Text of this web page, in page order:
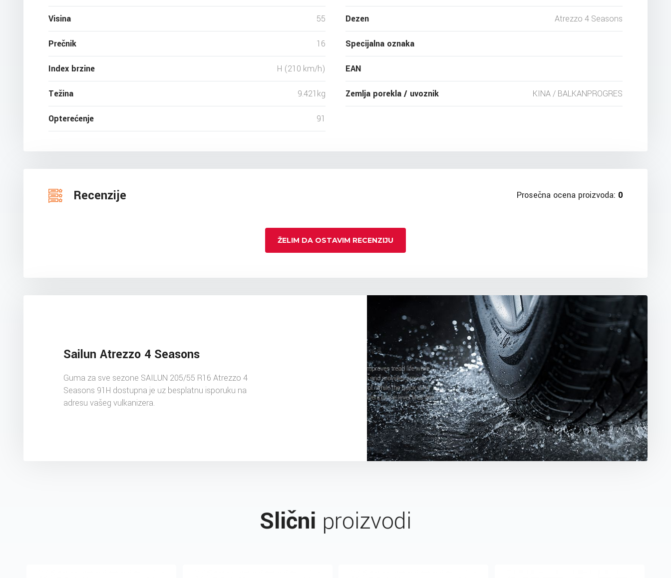
Visina 55
Prečnik 16
Index brzine H (210 km/h)
Težina 9.421kg
Opterećenje 91
Dezen Atrezzo 4 Seasons
Specijalna oznaka
EAN
Zemlja porekla / uvoznik KINA / BALKANPROGRES
Recenzije Prosečna ocena proizvoda: 0
ŽELIM DA OSTAVIM RECENZIJU
Sailun Atrezzo 4 Seasons
Guma za sve sezone SAILUN 205/55 R16 Atrezzo 4
Seasons 91H dostupna je uz besplatnu isporuku na
adresu vašeg vulkanizera.
Slični proizvodi